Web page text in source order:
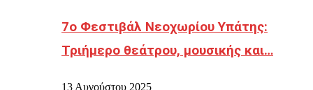
7ο Φεστιβάλ Νεοχωρίου Υπάτης:
Τριήμερο θεάτρου, μουσικής και…
13 Αυγούστου 2025